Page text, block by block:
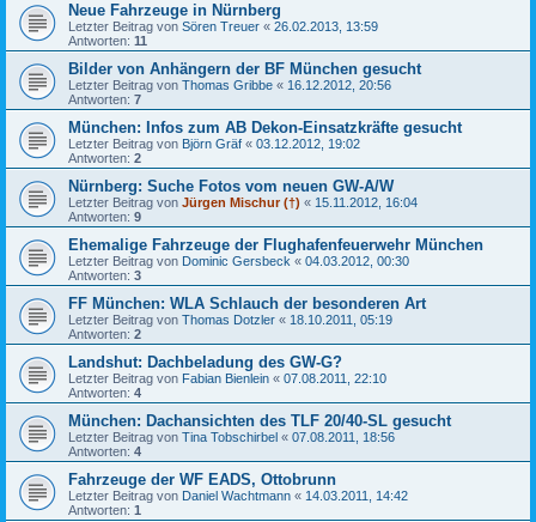
Neue Fahrzeuge in Nürnberg
Letzter Beitrag von Sören Treuer « 26.02.2013, 13:59
Antworten: 11
Bilder von Anhängern der BF München gesucht
Letzter Beitrag von Thomas Gribbe « 16.12.2012, 20:56
Antworten: 7
München: Infos zum AB Dekon-Einsatzkräfte gesucht
Letzter Beitrag von Björn Gräf « 03.12.2012, 19:02
Antworten: 2
Nürnberg: Suche Fotos vom neuen GW-A/W
Letzter Beitrag von Jürgen Mischur (†) « 15.11.2012, 16:04
Antworten: 9
Ehemalige Fahrzeuge der Flughafenfeuerwehr München
Letzter Beitrag von Dominic Gersbeck « 04.03.2012, 00:30
Antworten: 3
FF München: WLA Schlauch der besonderen Art
Letzter Beitrag von Thomas Dotzler « 18.10.2011, 05:19
Antworten: 2
Landshut: Dachbeladung des GW-G?
Letzter Beitrag von Fabian Bienlein « 07.08.2011, 22:10
Antworten: 4
München: Dachansichten des TLF 20/40-SL gesucht
Letzter Beitrag von Tina Tobschirbel « 07.08.2011, 18:56
Antworten: 4
Fahrzeuge der WF EADS, Ottobrunn
Letzter Beitrag von Daniel Wachtmann « 14.03.2011, 14:42
Antworten: 1